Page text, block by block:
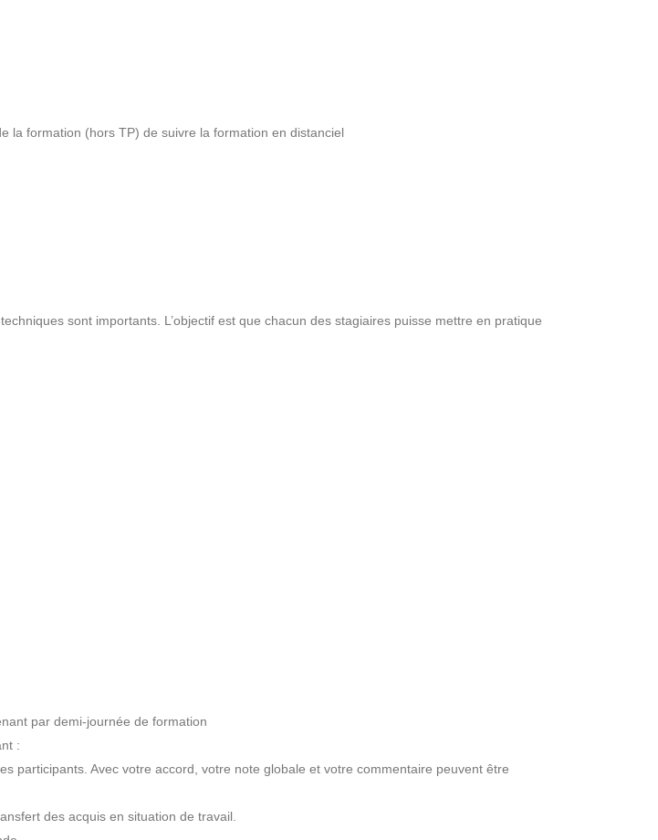
la formation (hors TP) de suivre la formation en distanciel
sont importants. L’objectif est que chacun des stagiaires puisse mettre en pratique
par demi-journée de formation
:
participants. Avec votre accord, votre note globale et votre commentaire peuvent être
des acquis en situation de travail.